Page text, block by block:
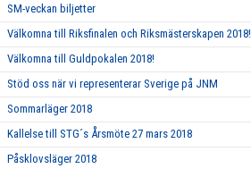
SM-veckan biljetter
Välkomna till Riksfinalen och Riksmästerskapen 2018!
Välkomna till Guldpokalen 2018!
Stöd oss när vi representerar Sverige på JNM
Sommarläger 2018
Kallelse till STG´s Årsmöte 27 mars 2018
Påsklovsläger 2018